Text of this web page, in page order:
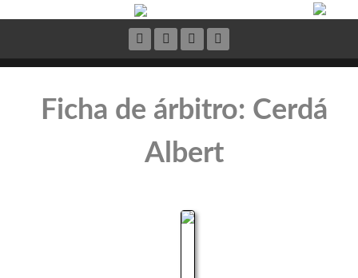
Ficha de árbitro: Cerdá
Albert